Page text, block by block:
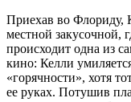
Приехав во Флориду,
местной закусочной,
происходит одна из
кино: Келли
«горячности», хотя
ее руках. Потушив